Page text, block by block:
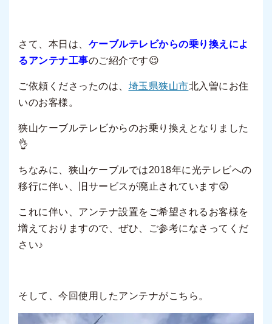
さて、本日は、 ケーブルテレビからの乗り換えによ
るアンテナ工事のご紹介です😉
ご依頼くださったのは、 埼玉県狭山市北入曽にお住
いのお客様。
狭山ケーブルテレビからのお乗り換えとなりました
👌
ちなみに、狭山ケーブルでは2018年に光テレビへの
移行に伴い、旧サービスが廃止されています😲
これに伴い、アンテナ設置をご希望されるお客様を
増えておりますので、ぜひ、ご参考になさってくだ
さい♪
そして、今回使用したアンテナがこちら。